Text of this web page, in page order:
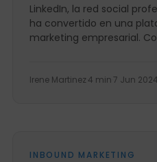
LinkedIn, la red social
ha convertido en una
marketing empresarial.
Irene Martinez4 min7 Jun 2024
INBOUND MARKETING